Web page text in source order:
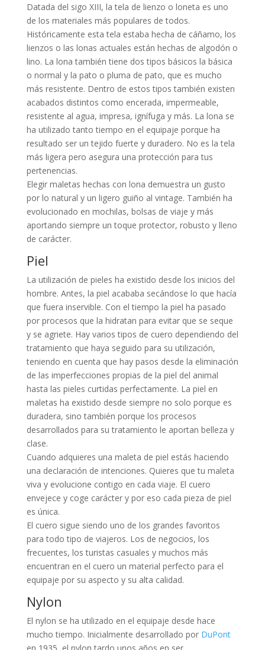
Datada del sigo XIII, la tela de lienzo o loneta es uno
de los materiales más populares de todos.
Históricamente esta tela estaba hecha de cáñamo, los
lienzos o las lonas actuales están hechas de algodón o
lino. La lona también tiene dos tipos básicos la básica
o normal y la pato o pluma de pato, que es mucho
más resistente. Dentro de estos tipos también existen
acabados distintos como encerada, impermeable,
resistente al agua, impresa, ignífuga y más. La lona se
ha utilizado tanto tiempo en el equipaje porque ha
resultado ser un tejido fuerte y duradero. No es la tela
más ligera pero asegura una protección para tus
pertenencias.
Elegir maletas hechas con lona demuestra un gusto
por lo natural y un ligero guiño al vintage. También ha
evolucionado en mochilas, bolsas de viaje y más
aportando siempre un toque protector, robusto y lleno
de carácter.
Piel
La utilización de pieles ha existido desde los inicios del
hombre. Antes, la piel acababa secándose lo que hacía
que fuera inservible. Con el tiempo la piel ha pasado
por procesos que la hidratan para evitar que se seque
y se agriete. Hay varios tipos de cuero dependiendo del
tratamiento que haya seguido para su utilización,
teniendo en cuenta que hay pasos desde la eliminación
de las imperfecciones propias de la piel del animal
hasta las pieles curtidas perfectamente. La piel en
maletas ha existido desde siempre no solo porque es
duradera, sino también porque los procesos
desarrollados para su tratamiento le aportan belleza y
clase.
Cuando adquieres una maleta de piel estás haciendo
una declaración de intenciones. Quieres que tu maleta
viva y evolucione contigo en cada viaje. El cuero
envejece y coge carácter y por eso cada pieza de piel
es única.
El cuero sigue siendo uno de los grandes favoritos
para todo tipo de viajeros. Los de negocios, los
frecuentes, los turistas casuales y muchos más
encuentran en el cuero un material perfecto para el
equipaje por su aspecto y su alta calidad.
Nylon
El nylon se ha utilizado en el equipaje desde hace
mucho tiempo. Inicialmente desarrollado por DuPont